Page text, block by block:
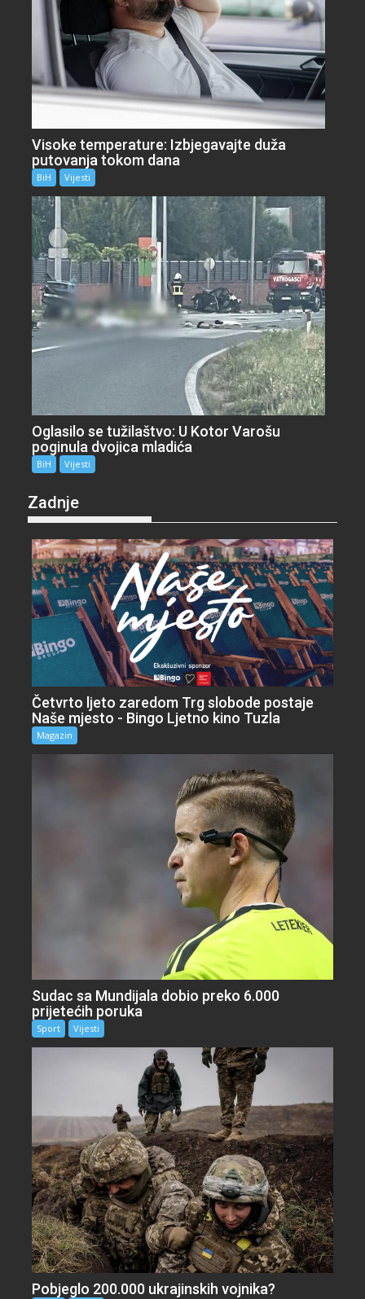
Visoke temperature: Izbjegavajte duža
putovanja tokom dana
BiH Vijesti
Oglasilo se tužilaštvo: U Kotor Varošu
poginula dvojica mladića
BiH Vijesti
Zadnje
Četvrto ljeto zaredom Trg slobode postaje
Naše mjesto - Bingo Ljetno kino Tuzla
Magazin
Sudac sa Mundijala dobio preko 6.000
prijetećih poruka
Sport Vijesti
Pobjeglo 200.000 ukrajinskih vojnika?